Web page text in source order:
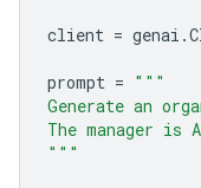
client = genai .
prompt = """
Generate an
The manager is
"""